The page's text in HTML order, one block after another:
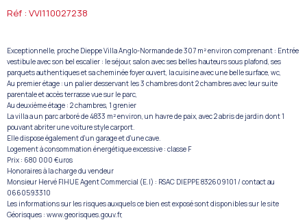
Réf : VVI110027238
Exceptionnelle, proche Dieppe Villa Anglo-Normande de 307 m² environ comprenant : Entrée
vestibule avec son bel escalier : le séjour, salon avec ses belles hauteurs sous plafond, ses
parquets authentiques et sa cheminée foyer ouvert, la cuisine avec une belle surface, wc,
Au premier étage : un palier desservant les 3 chambres dont 2 chambres avec leur suite
parentale et accès terrasse vue sur le parc,
Au deuxième étage : 2 chambres, 1 grenier
La villa a un parc arboré de 4833 m² environ, un havre de paix, avec 2 abris de jardin dont 1
pouvant abriter une voiture style carport.
Elle dispose également d'un garage et d'une cave.
Logement à consommation énergétique excessive : classe F
Prix : 680 000 €uros
Honoraires à la charge du vendeur
Monsieur Hervé FIHUE Agent Commercial (E.I) : RSAC DIEPPE 832609101 / contact au
0660593310
Les informations sur les risques auxquels ce bien est exposé sont disponibles sur le site
Géorisques : www.georisques.gouv.fr,